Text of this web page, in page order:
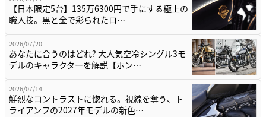
【日本限定5台】135万6300円で手にする極上の
職人技。黒と金で彩られたロ…
2026/07/20
あなたに合うのはどれ? 大人気空冷シングル3モ
デルのキャラクターを解説【ホン…
2026/07/14
鮮烈なコントラストに惚れる。視線を奪う、ト
ライアンフの2027年モデルの新色…